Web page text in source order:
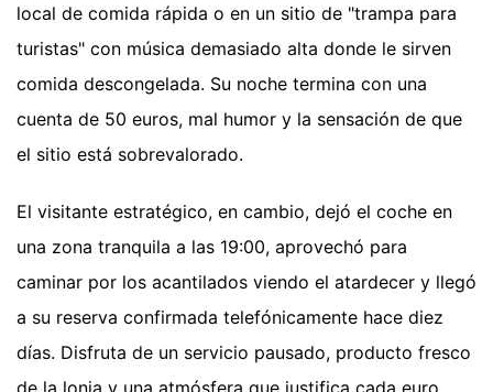
local de comida rápida o en un sitio de "trampa para
turistas" con música demasiado alta donde le sirven
comida descongelada. Su noche termina con una
cuenta de 50 euros, mal humor y la sensación de que
el sitio está sobrevalorado.
El visitante estratégico, en cambio, dejó el coche en
una zona tranquila a las 19:00, aprovechó para
caminar por los acantilados viendo el atardecer y llegó
a su reserva confirmada telefónicamente hace diez
días. Disfruta de un servicio pausado, producto fresco
de la lonja y una atmósfera que justifica cada euro